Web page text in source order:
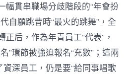
幅貫串職場分歧階段的“年會扮
自願跳昔時“最火的跳舞”，全
后，作為年青員工“代表”，
”環節被強迫報名“充數”；這兩
資深員工，仍是要“給同事唱歌